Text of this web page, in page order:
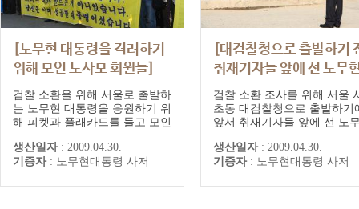
[노무현 대통령을 격려하기
위해 모인 노사모 회원들]
검찰 소환을 위해 서울로 출발하
는 노무현 대통령을 응원하기 위
해 피켓과 플래카드를 들고 모인
신과 함께 합니다!!', '성공한 대
통령을 만들고 싶었습니다. 그러
당신은 이미 성공한 대통령이셨
생산일자 : 2009.04.30.
기증자 : 노무현대통령 사저
[대검찰청으로 출발하기
취재기자들 앞에 선 노무
전 대통령]
검찰 소환 조사를 위해 서울
초동 대검찰청으로 출발하기
앞서 취재기자들 앞에 선 노
생산일자 : 2009.04.30.
기증자 : 노무현대통령 사저